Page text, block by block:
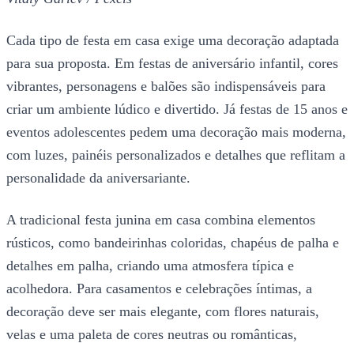
Cada tipo de festa em casa exige uma decoração adaptada
para sua proposta. Em festas de aniversário infantil, cores
vibrantes, personagens e balões são indispensáveis para
criar um ambiente lúdico e divertido. Já festas de 15 anos e
eventos adolescentes pedem uma decoração mais moderna,
com luzes, painéis personalizados e detalhes que reflitam a
personalidade da aniversariante.
A tradicional festa junina em casa combina elementos
rústicos, como bandeirinhas coloridas, chapéus de palha e
detalhes em palha, criando uma atmosfera típica e
acolhedora. Para casamentos e celebrações íntimas, a
decoração deve ser mais elegante, com flores naturais,
velas e uma paleta de cores neutras ou românticas,